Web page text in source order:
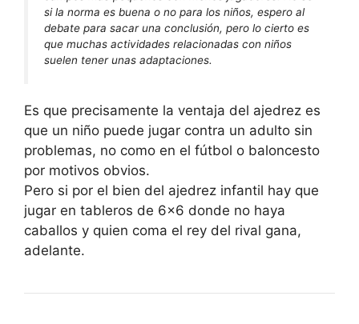
si la norma es buena o no para los niños, espero al
debate para sacar una conclusión, pero lo cierto es
que muchas actividades relacionadas con niños
suelen tener unas adaptaciones.
Es que precisamente la ventaja del ajedrez es
que un niño puede jugar contra un adulto sin
problemas, no como en el fútbol o baloncesto
por motivos obvios.
Pero si por el bien del ajedrez infantil hay que
jugar en tableros de 6×6 donde no haya
caballos y quien coma el rey del rival gana,
adelante.